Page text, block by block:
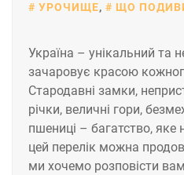
УРОЧИЩЕ, ЩО
Україна – унікальний та
зачаровує красою
Стародавні замки,
річки, величні гори,
пшениці – багатство,
цей перелік можна
ми хочемо розповісти